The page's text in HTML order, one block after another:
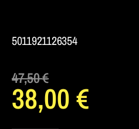
5011921126354
47,50€
38,00€